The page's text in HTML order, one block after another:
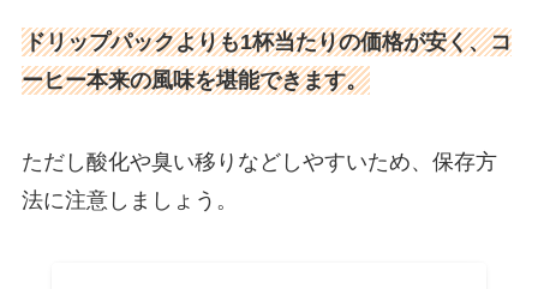
ドリップパックよりも1杯当たりの価格が安く、コ
ーヒー本来の風味を堪能できます。
ただし酸化や臭い移りなどしやすいため、保存方
法に注意しましょう。